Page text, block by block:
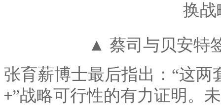
换战
▲ 蔡司与贝安特
张育薪博士最后指出： “这两
+”战略可行性的有力证明。